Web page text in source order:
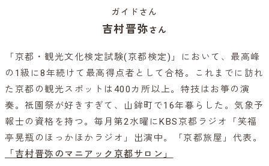
ガイドさん
吉村晋弥さん
「京都・観光文化検定試験(京都検定)」において、最高峰
の1級に8年続けて最高得点者として合格。これまでに訪れ
た京都の観光スポットは400カ所以上。特技はお箏の演
奏。祇園祭が好きすぎて、山鉾町で16年暮らした。気象予
報士の資格を持つ。毎月第2水曜にKBS京都ラジオ「笑福
亭晃瓶のほっかほかラジオ」出演中。「京都旅屋」代表。
「吉村晋弥のマニアック京都サロン」